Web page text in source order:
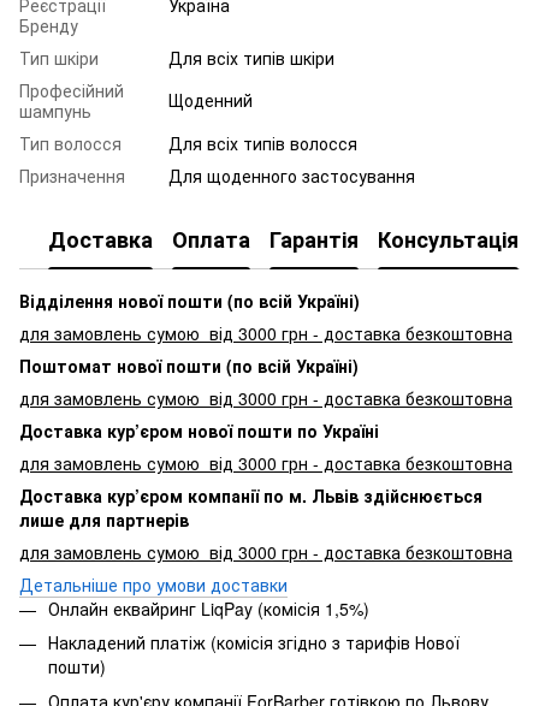
Бренду
Тип шкіри
Для всіх типів шкіри
Професійний
шампунь
Щоденний
Тип волосся
Для всіх типів волосся
Призначення
Для щоденного застосування
Доставка Оплата Гарантія Консультація
Відділення нової пошти (по всій Україні)
для замовлень сумою від 3000 грн - доставка безкоштовна
Поштомат нової пошти (по всій Україні)
для замовлень сумою від 3000 грн - доставка безкоштовна
Доставка кур’єром нової пошти по Україні
для замовлень сумою від 3000 грн - доставка безкоштовна
Доставка кур’єром компанії по м. Львів здійснюється
лише для партнерів
для замовлень сумою від 3000 грн - доставка безкоштовна
Детальніше про умови доставки
Онлайн еквайринг LiqPay (комісія 1,5%)
Накладений платіж (комісія згідно з тарифів Нової
пошти)
Оплата кур'єру компанії ForBarber готівкою по Львову